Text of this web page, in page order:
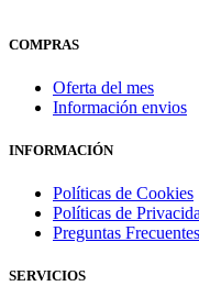
COMPRAS
Oferta del mes
Información envios
INFORMACIÓN
Políticas de Cookies
Políticas de
Preguntas Frecuentes
SERVICIOS